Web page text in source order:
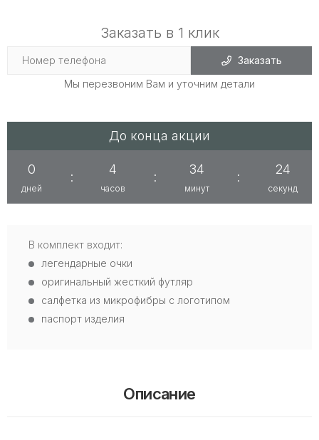
Заказать в 1 клик
Заказать
Мы перезвоним Вам и уточним детали
До конца акции
0
дней
:
4
часов
:
34
минут
:
24
секунд
В комплект входит:
легендарные очки
оригинальный жесткий футляр
салфетка из микрофибры с логотипом
паспорт изделия
Описание